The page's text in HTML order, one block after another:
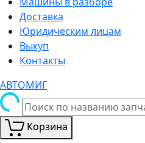
Доставка
Юридическим лицам
Выкуп
Контакты
АВТОМИГ
Корзина